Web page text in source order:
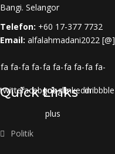
Bangi. Selangor
Telefon: +60 17-377 7732
Email: alfalahmadani2022
fa fa-
twitter
fa fa-
facebook
fa fa-
google-
plus
fa fa-
linkedin
fa fa-
dribbble
Quick Links
Politik